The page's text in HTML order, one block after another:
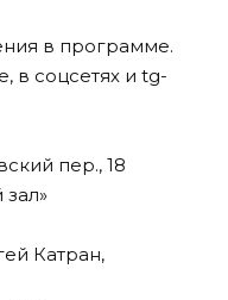
в программе.
в соцсетях и tg-
пер., 18
Катран,